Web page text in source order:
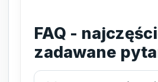
FAQ -
zadawane